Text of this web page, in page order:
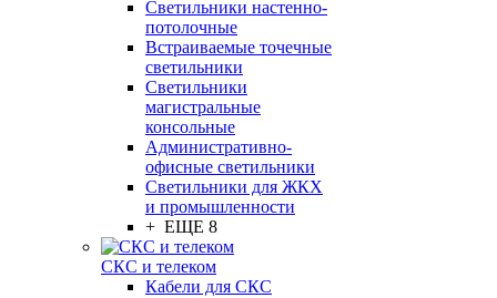
Светильники настенно-
потолочные
Встраиваемые точечные
светильники
Светильники
магистральные
консольные
Административно-
офисные светильники
Светильники для ЖКХ
и промышленности
+ ЕЩЕ 8
СКС и телеком
Кабели для СКС